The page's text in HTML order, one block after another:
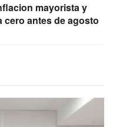
mayorista y
cero antes de agosto